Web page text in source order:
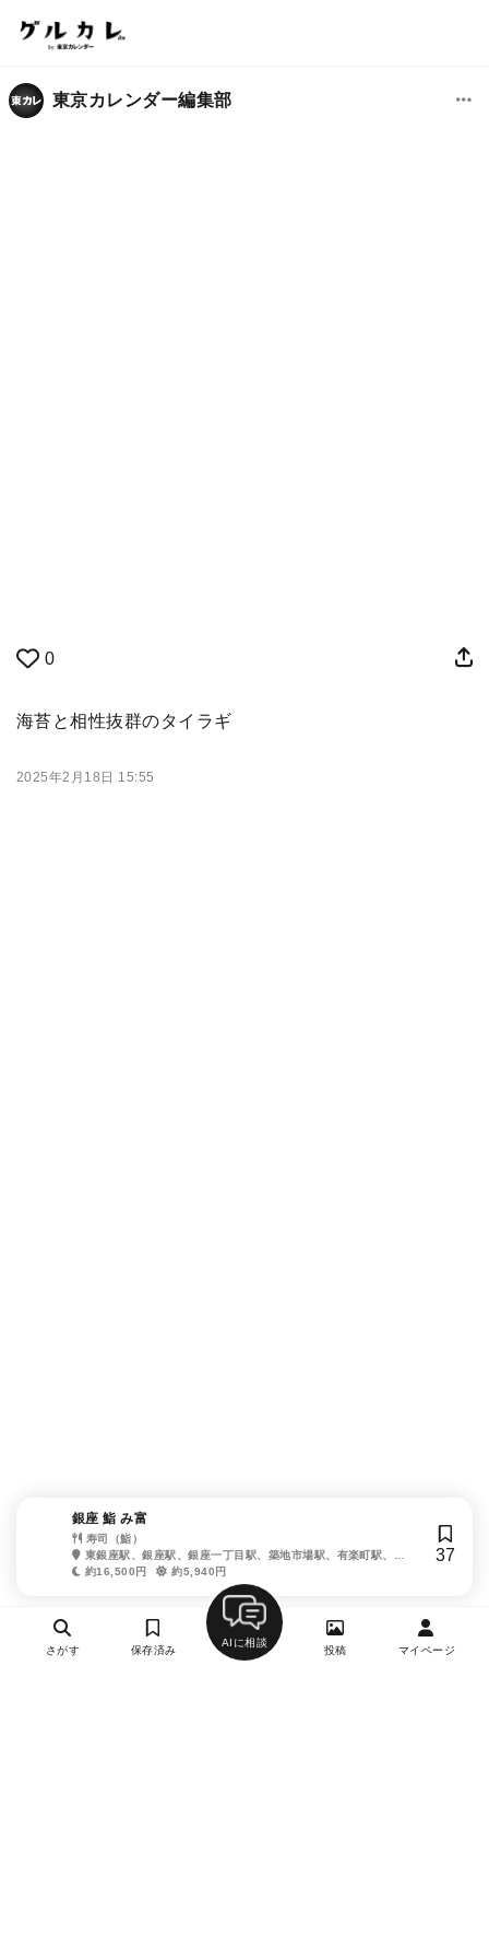
東京カレンダー編集部
0
海苔と相性抜群のタイラギ
2025年2月18日 15:55
銀座 鮨 み富
寿司（鮨）
東銀座駅、銀座駅、銀座一丁目駅、築地市場駅、有楽町駅、築
地駅、日比谷駅、新橋駅、新富町駅
約16,500円 約5,940円
37
さがす 保存済み
AIに相談
投稿 マイページ